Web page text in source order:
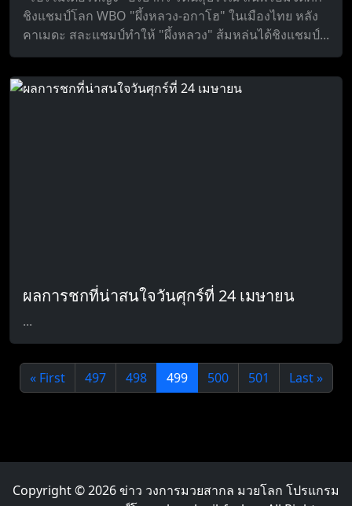
ชิงแชมป์โลก WBO "ผึ้งหลวง-อกาโฮ" ในเมืองไทย หลัง
คาเมดะ สละแชมป์ทำให้ "ผึ้งหลวง" ส้มหล่นได้ชิงแชมป์...
ผลการชกที่น่าสนใจวันศุกร์ที่ 24 เมษายน
...
« First 497 498 499 500 501 Last »
Copyright © 2026ข่าว วงการมวยสากล มวยโลก โปรแกรม